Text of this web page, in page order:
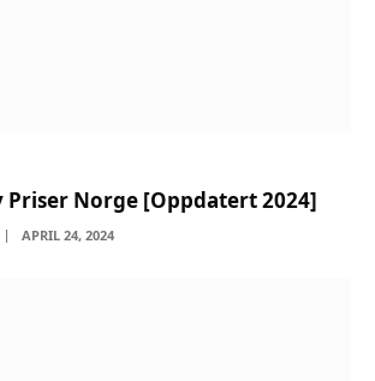
Priser Norge [Oppdatert 2024]
APRIL 24, 2024